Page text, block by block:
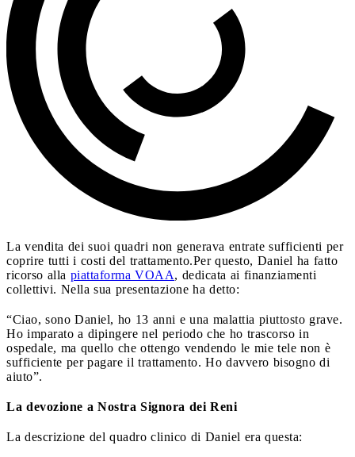
La vendita dei suoi quadri non generava entrate sufficienti per
coprire tutti i costi del trattamento.Per questo, Daniel ha fatto
ricorso alla piattaforma VOAA, dedicata ai finanziamenti
collettivi. Nella sua presentazione ha detto:
“Ciao, sono Daniel, ho 13 anni e una malattia piuttosto grave.
Ho imparato a dipingere nel periodo che ho trascorso in
ospedale, ma quello che ottengo vendendo le mie tele non è
sufficiente per pagare il trattamento. Ho davvero bisogno di
aiuto”.
La devozione a Nostra Signora dei Reni
La descrizione del quadro clinico di Daniel era questa: